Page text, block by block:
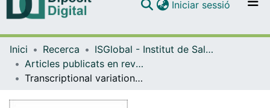
Navega per tot el DD
Contacte
Iniciar sessió (current)
Inici Recerca
ISGlobal - Institut de Salut Global de Barcelona
Articles publicats en revistes (ISGlobal)
Transcriptional variation in malaria parasites: why and how